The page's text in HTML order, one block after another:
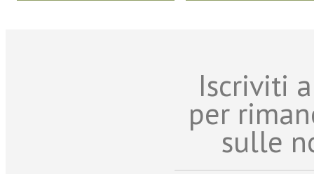
Iscriviti
per
sulle